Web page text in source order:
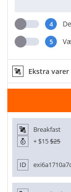
4
5
Ekstra varer
Breakfast
+ $15$25
ID